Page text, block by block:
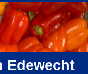
Edewecht